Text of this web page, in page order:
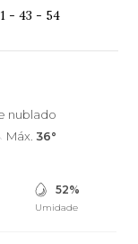
- 43 - 54
nublado
Máx. 36°
52%
Umidade